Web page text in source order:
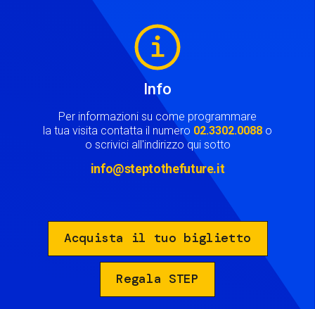
Info
Per informazioni su come programmare
la tua visita contatta il numero 02.3302.0088 o
o scrivici all'indirizzo qui sotto
info@steptothefuture.it
Acquista il tuo biglietto
Regala STEP